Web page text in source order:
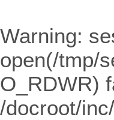
Warning:
open(/tmp/
O_RDWR)
/docroot/